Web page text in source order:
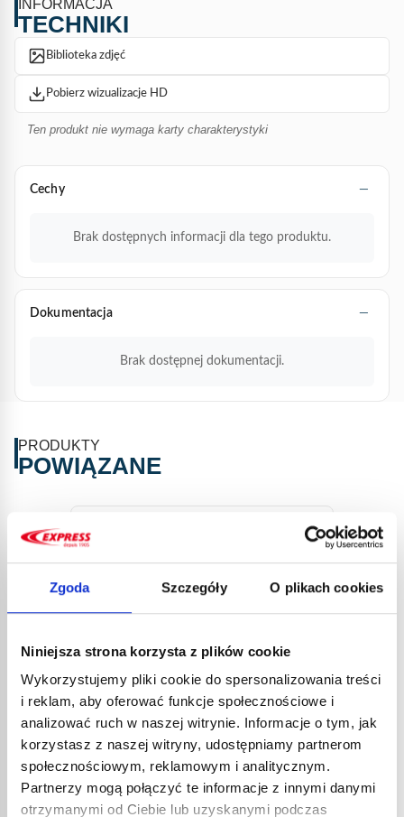
Zgoda Szczegóły O plikach cookies
Niniejsza strona korzysta z plików cookie
Wykorzystujemy pliki cookie do spersonalizowania treści
i reklam, aby oferować funkcje społecznościowe i
analizować ruch w naszej witrynie. Informacje o tym, jak
korzystasz z naszej witryny, udostępniamy partnerom
społecznościowym, reklamowym i analitycznym.
Partnerzy mogą połączyć te informacje z innymi danymi
otrzymanymi od Ciebie lub uzyskanymi podczas
INFORMACJA
TECHNIKI
Biblioteka zdjęć
Pobierz wizualizacje HD
Ten produkt nie wymaga karty charakterystyki
Cechy
Brak dostępnych informacji dla tego produktu.
Dokumentacja
Brak dostępnej dokumentacji.
PRODUKTY
POWIĄZANE
DYSZA NR KAT. 20101 DO
PISTOLETU ELETRYCZNEGO NA